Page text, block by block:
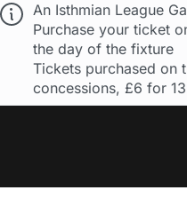
An Isthmian League
Purchase your ticket
the day of the fixture
Tickets purchased on
concessions, £6 for